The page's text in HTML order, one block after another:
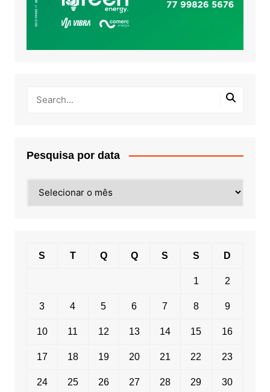
Pesquisa por data
por
S T Q Q S S D
1 2
3 4 5 6 7 8 9
10 11 12 13 14 15 16
17 18 19 20 21 22 23
24 25 26 27 28 29 30